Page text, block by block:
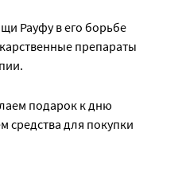
Рауфу в его борьбе
препараты
подарок к дню
средства для покупки